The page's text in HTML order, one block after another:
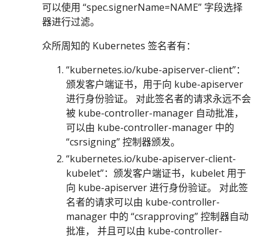
可以使用 “spec.signerName=NAME” 字段选择
器进行过滤。
众所周知的 Kubernetes 签名者有：
“kubernetes.io/kube-apiserver-client”：
颁发客户端证书，用于向 kube-apiserver
进行身份验证。 对此签名者的请求永远不会
被 kube-controller-manager 自动批准，
可以由 kube-controller-manager 中的
“csrsigning” 控制器颁发。
“kubernetes.io/kube-apiserver-client-
kubelet”：颁发客户端证书，kubelet 用于
向 kube-apiserver 进行身份验证。 对此签
名者的请求可以由 kube-controller-
manager 中的 “csrapproving” 控制器自动
批准， 并且可以由 kube-controller-